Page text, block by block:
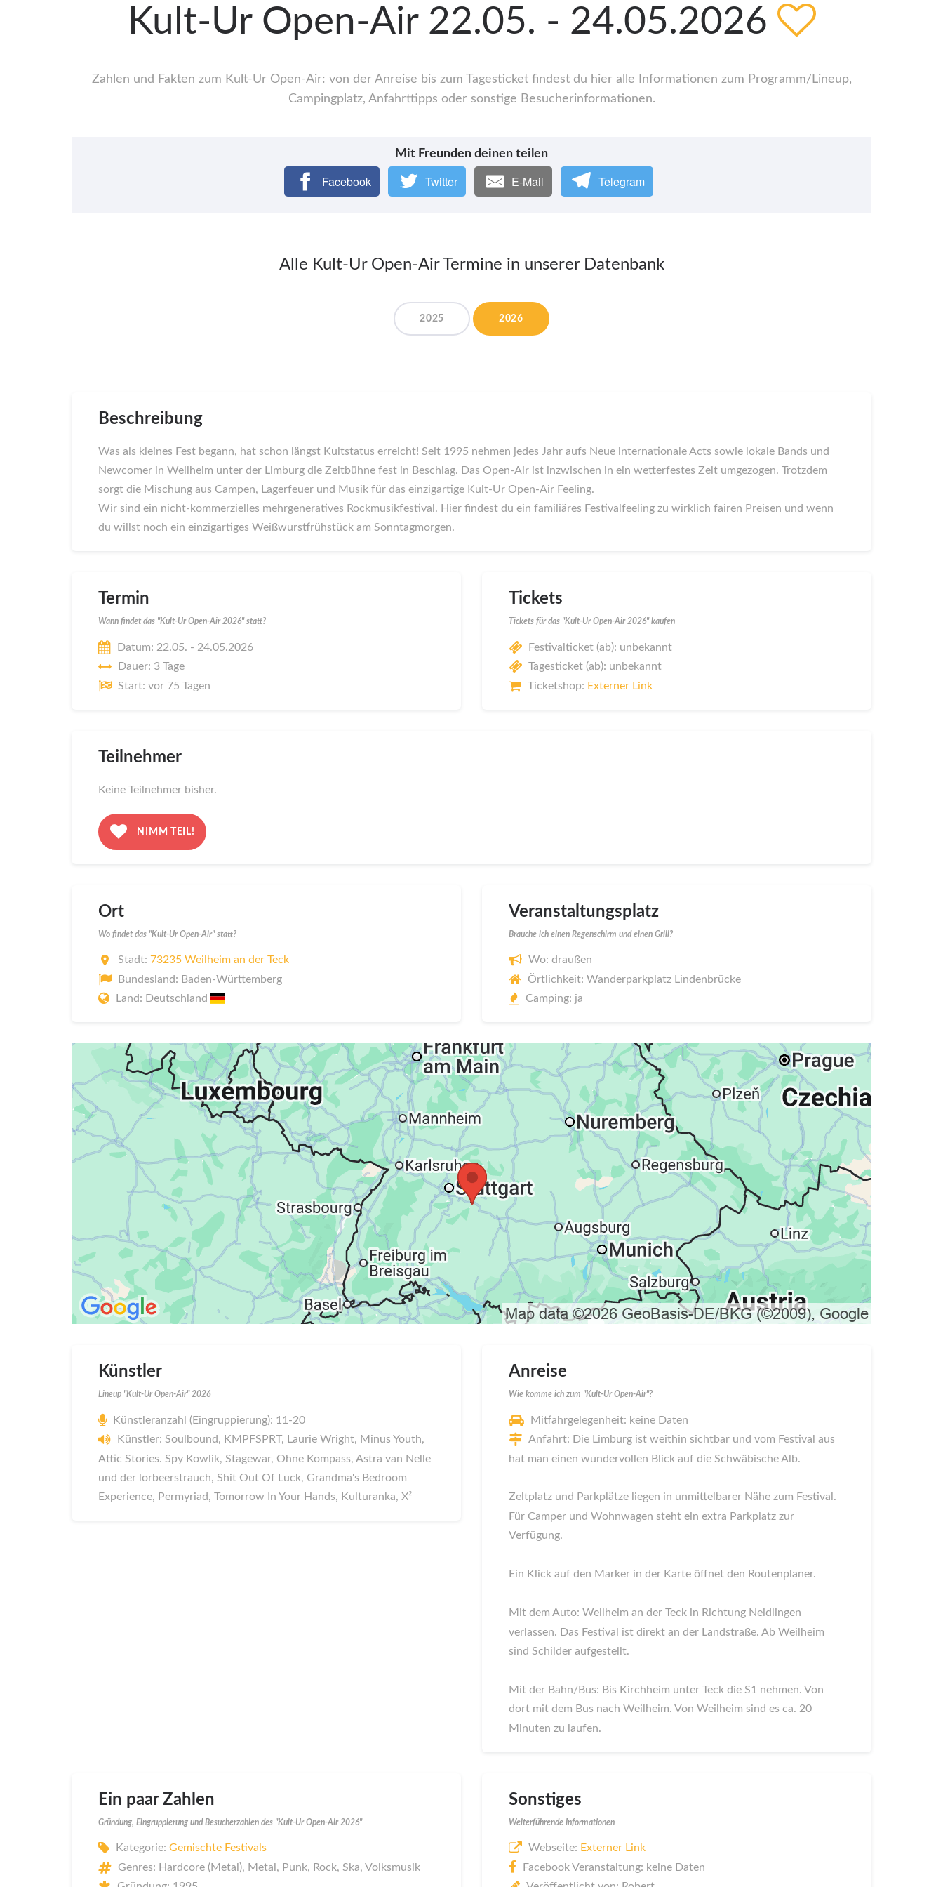
Kult-Ur Open-Air 22.05. - 24.05.2026
Zahlen und Fakten zum Kult-Ur Open-Air: von der Anreise bis zum Tagesticket findest du hier alle Informationen zum Programm/Lineup,
Campingplatz, Anfahrttipps oder sonstige Besucherinformationen.
Mit Freunden deinen teilen
Facebook Twitter E-Mail Telegram
Alle Kult-Ur Open-Air Termine in unserer Datenbank
2025 2026
Beschreibung
Was als kleines Fest begann, hat schon längst Kultstatus erreicht! Seit 1995 nehmen jedes Jahr aufs Neue internationale Acts sowie lokale Bands und
Newcomer in Weilheim unter der Limburg die Zeltbühne fest in Beschlag. Das Open-Air ist inzwischen in ein wetterfestes Zelt umgezogen. Trotzdem
sorgt die Mischung aus Campen, Lagerfeuer und Musik für das einzigartige Kult-Ur Open-Air Feeling.
Wir sind ein nicht-kommerzielles mehrgeneratives Rockmusikfestival. Hier findest du ein familiäres Festivalfeeling zu wirklich fairen Preisen und wenn
du willst noch ein einzigartiges Weißwurstfrühstück am Sonntagmorgen.
Termin
Wann findet das "Kult-Ur Open-Air 2026" statt?
Datum: 22.05. - 24.05.2026
Dauer: 3 Tage
Start: vor 75 Tagen
Tickets
Tickets für das "Kult-Ur Open-Air 2026" kaufen
Festivalticket (ab): unbekannt
Tagesticket (ab): unbekannt
Ticketshop: Externer Link
Teilnehmer
Keine Teilnehmer bisher.
NIMM TEIL!
Ort
Wo findet das "Kult-Ur Open-Air" statt?
Stadt: 73235 Weilheim an der Teck
Bundesland: Baden-Württemberg
Land: Deutschland
Veranstaltungsplatz
Brauche ich einen Regenschirm und einen Grill?
Wo: draußen
Örtlichkeit: Wanderparkplatz Lindenbrücke
Camping: ja
Künstler
Lineup "Kult-Ur Open-Air" 2026
Künstleranzahl (Eingruppierung): 11-20
Künstler: Soulbound, KMPFSPRT, Laurie Wright, Minus Youth,
Attic Stories. Spy Kowlik, Stagewar, Ohne Kompass, Astra van Nelle
und der lorbeerstrauch, Shit Out Of Luck, Grandma's Bedroom
Experience, Permyriad, Tomorrow In Your Hands, Kulturanka, X²
Anreise
Wie komme ich zum "Kult-Ur Open-Air"?
Mitfahrgelegenheit: keine Daten
Anfahrt: Die Limburg ist weithin sichtbar und vom Festival aus
hat man einen wundervollen Blick auf die Schwäbische Alb.
Zeltplatz und Parkplätze liegen in unmittelbarer Nähe zum Festival.
Für Camper und Wohnwagen steht ein extra Parkplatz zur
Verfügung.
Ein Klick auf den Marker in der Karte öffnet den Routenplaner.
Mit dem Auto: Weilheim an der Teck in Richtung Neidlingen
verlassen. Das Festival ist direkt an der Landstraße. Ab Weilheim
sind Schilder aufgestellt.
Mit der Bahn/Bus: Bis Kirchheim unter Teck die S1 nehmen. Von
dort mit dem Bus nach Weilheim. Von Weilheim sind es ca. 20
Minuten zu laufen.
Ein paar Zahlen
Gründung, Eingruppierung und Besucherzahlen des "Kult-Ur Open-Air 2026"
Kategorie: Gemischte Festivals
Genres: Hardcore (Metal), Metal, Punk, Rock, Ska, Volksmusik
Sonstiges
Weiterführende Informationen
Webseite: Externer Link
Facebook Veranstaltung: keine Daten